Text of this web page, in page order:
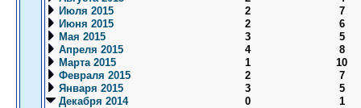
Июля 2015
2
7
Июня 2015
2
6
Мая 2015
3
5
Апреля 2015
4
8
Марта 2015
1
10
Февраля 2015
2
7
Января 2015
3
5
Декабря 2014
0
1